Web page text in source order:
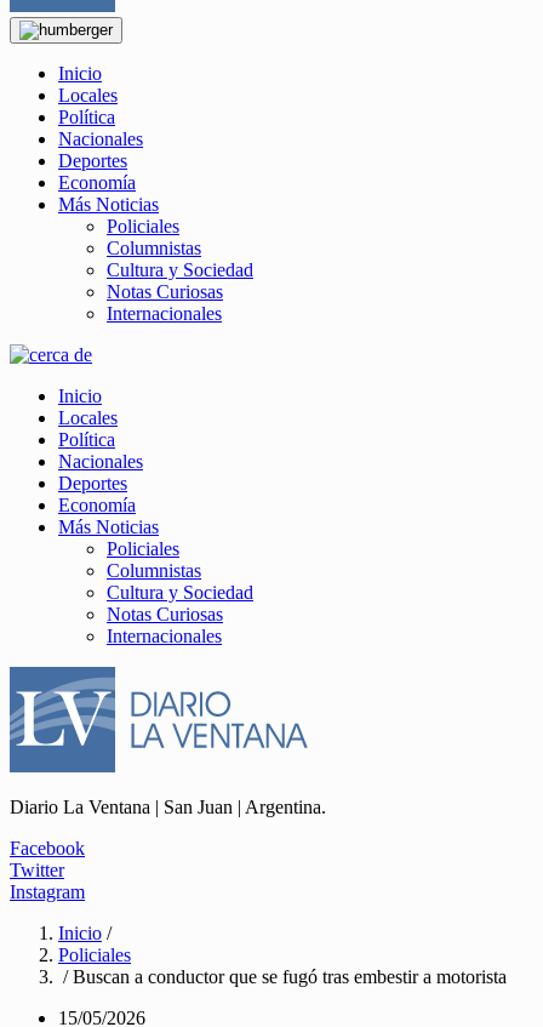
Inicio
Locales
Política
Nacionales
Deportes
Economía
Más Noticias
Policiales
Columnistas
Cultura y Sociedad
Notas Curiosas
Internacionales
Inicio
Locales
Política
Nacionales
Deportes
Economía
Más Noticias
Policiales
Columnistas
Cultura y Sociedad
Notas Curiosas
Internacionales
Diario La Ventana | San Juan | Argentina.
Facebook
Twitter
Instagram
Inicio /
Policiales
/ Buscan a conductor que se fugó tras embestir a motorista
15/05/2026